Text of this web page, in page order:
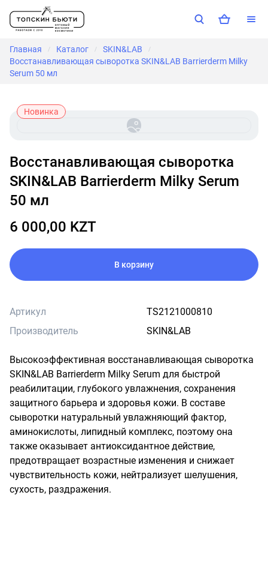
Главная / Каталог / SKIN&LAB /
Восстанавливающая сыворотка SKIN&LAB Barrierderm Milky
Serum 50 мл
Новинка
Восстанавливающая сыворотка
SKIN&LAB Barrierderm Milky Serum
50 мл
6 000,00 KZT
В корзину
Артикул
TS2121000810
Производитель
SKIN&LAB
Высокоэффективная восстанавливающая сыворотка
SKIN&LAB Barrierderm Milky Serum для быстрой
реабилитации, глубокого увлажнения, сохранения
защитного барьера и здоровья кожи. В составе
сыворотки натуральный увлажняющий фактор,
аминокислоты, липидный комплекс, поэтому она
также оказывает антиоксидантное действие,
предотвращает возрастные изменения и снижает
чувствительность кожи, нейтрализует шелушения,
сухость, раздражения.